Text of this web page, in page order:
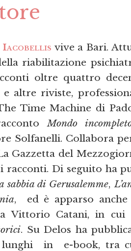
vive a Bari.
riabilitazione
oltre quattro
e altre riviste,
Time Machine di
Mondo
Solfanelli. Collabora
Gazzetta del
racconti. Di seguito ha
sabbia di Gerusalemme,
, ed è apparso anche
Vittorio Catani, in
. Su Delos ha
lunghi in e-book, tra